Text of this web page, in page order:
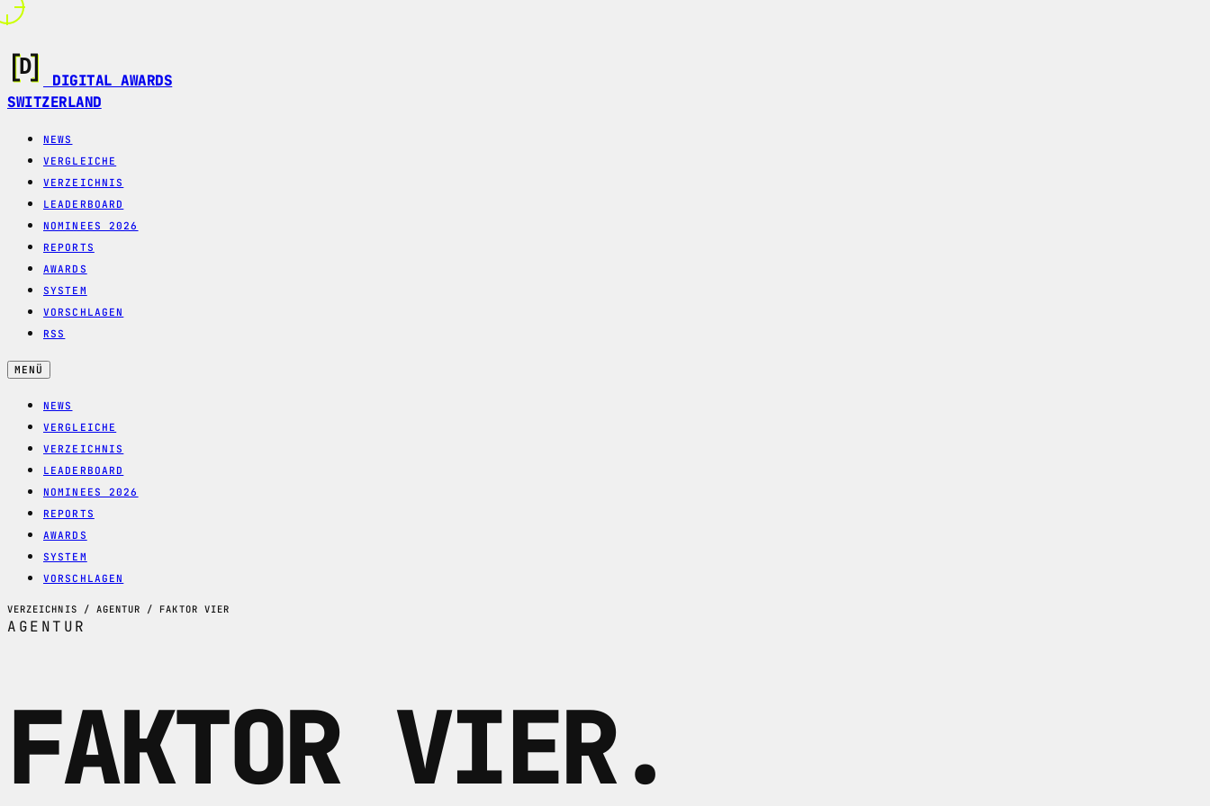
DIGITAL AWARDS
SWITZERLAND
NEWS
VERGLEICHE
VERZEICHNIS
LEADERBOARD
NOMINEES 2026
REPORTS
AWARDS
SYSTEM
VORSCHLAGEN
RSS
MENÜ
NEWS
VERGLEICHE
VERZEICHNIS
LEADERBOARD
NOMINEES 2026
REPORTS
AWARDS
SYSTEM
VORSCHLAGEN
VERZEICHNIS / AGENTUR / FAKTOR VIER
AGENTUR
FAKTOR VIER.